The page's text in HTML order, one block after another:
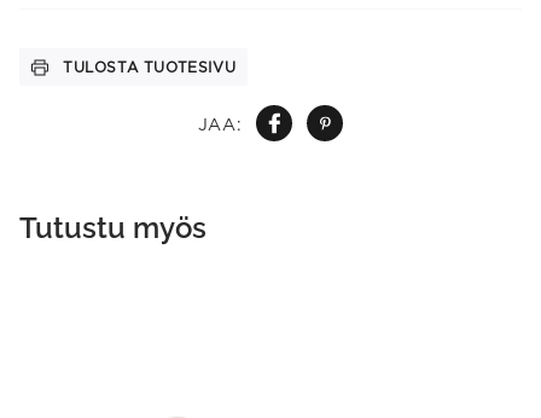
JAA:
TULOSTA TUOTESIVU
Tutustu myös
product